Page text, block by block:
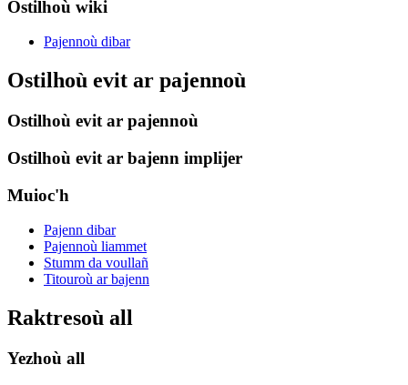
Ostilhoù wiki
Pajennoù dibar
Ostilhoù evit ar pajennoù
Ostilhoù evit ar pajennoù
Ostilhoù evit ar bajenn implijer
Muioc'h
Pajenn dibar
Pajennoù liammet
Stumm da voullañ
Titouroù ar bajenn
Raktresoù all
Yezhoù all